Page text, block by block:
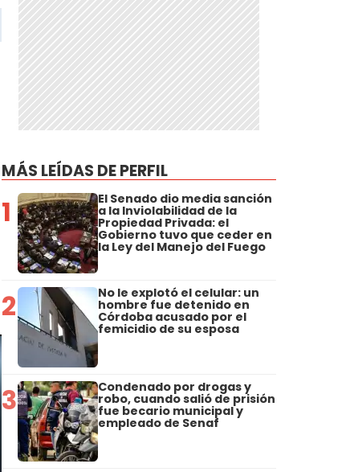
MÁS LEÍDAS DE PERFIL
1 El Senado dio media sanción
a la Inviolabilidad de la
Propiedad Privada: el
Gobierno tuvo que ceder en
la Ley del Manejo del Fuego
2 No le explotó el celular: un
hombre fue detenido en
Córdoba acusado por el
femicidio de su esposa
3 Condenado por drogas y
robo, cuando salió de prisión
fue becario municipal y
empleado de Senaf